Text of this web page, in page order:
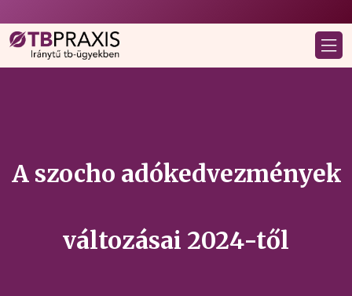
A szocho adókedvezmények
változásai 2024-től